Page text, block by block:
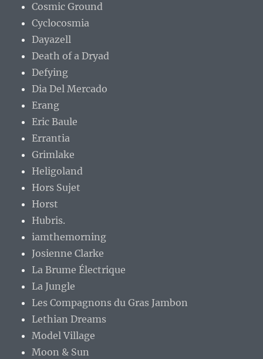
Cosmic Ground
Cyclocosmia
Dayazell
Death of a Dryad
Defying
Dia Del Mercado
Erang
Eric Baule
Errantia
Grimlake
Heligoland
Hors Sujet
Horst
Hubris.
iamthemorning
Josienne Clarke
La Brume Électrique
La Jungle
Les Compagnons du Gras Jambon
Lethian Dreams
Model Village
Moon & Sun